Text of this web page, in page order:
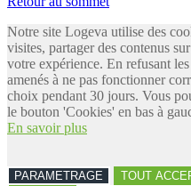
Notre site Logeva utilise des
visites, partager des contenus
votre expérience. En refusant
amenés à ne pas fonctionner
choix pendant 30 jours. Vous
le bouton 'Cookies' en bas à
En savoir plus
PARAMETRAGE TOUT